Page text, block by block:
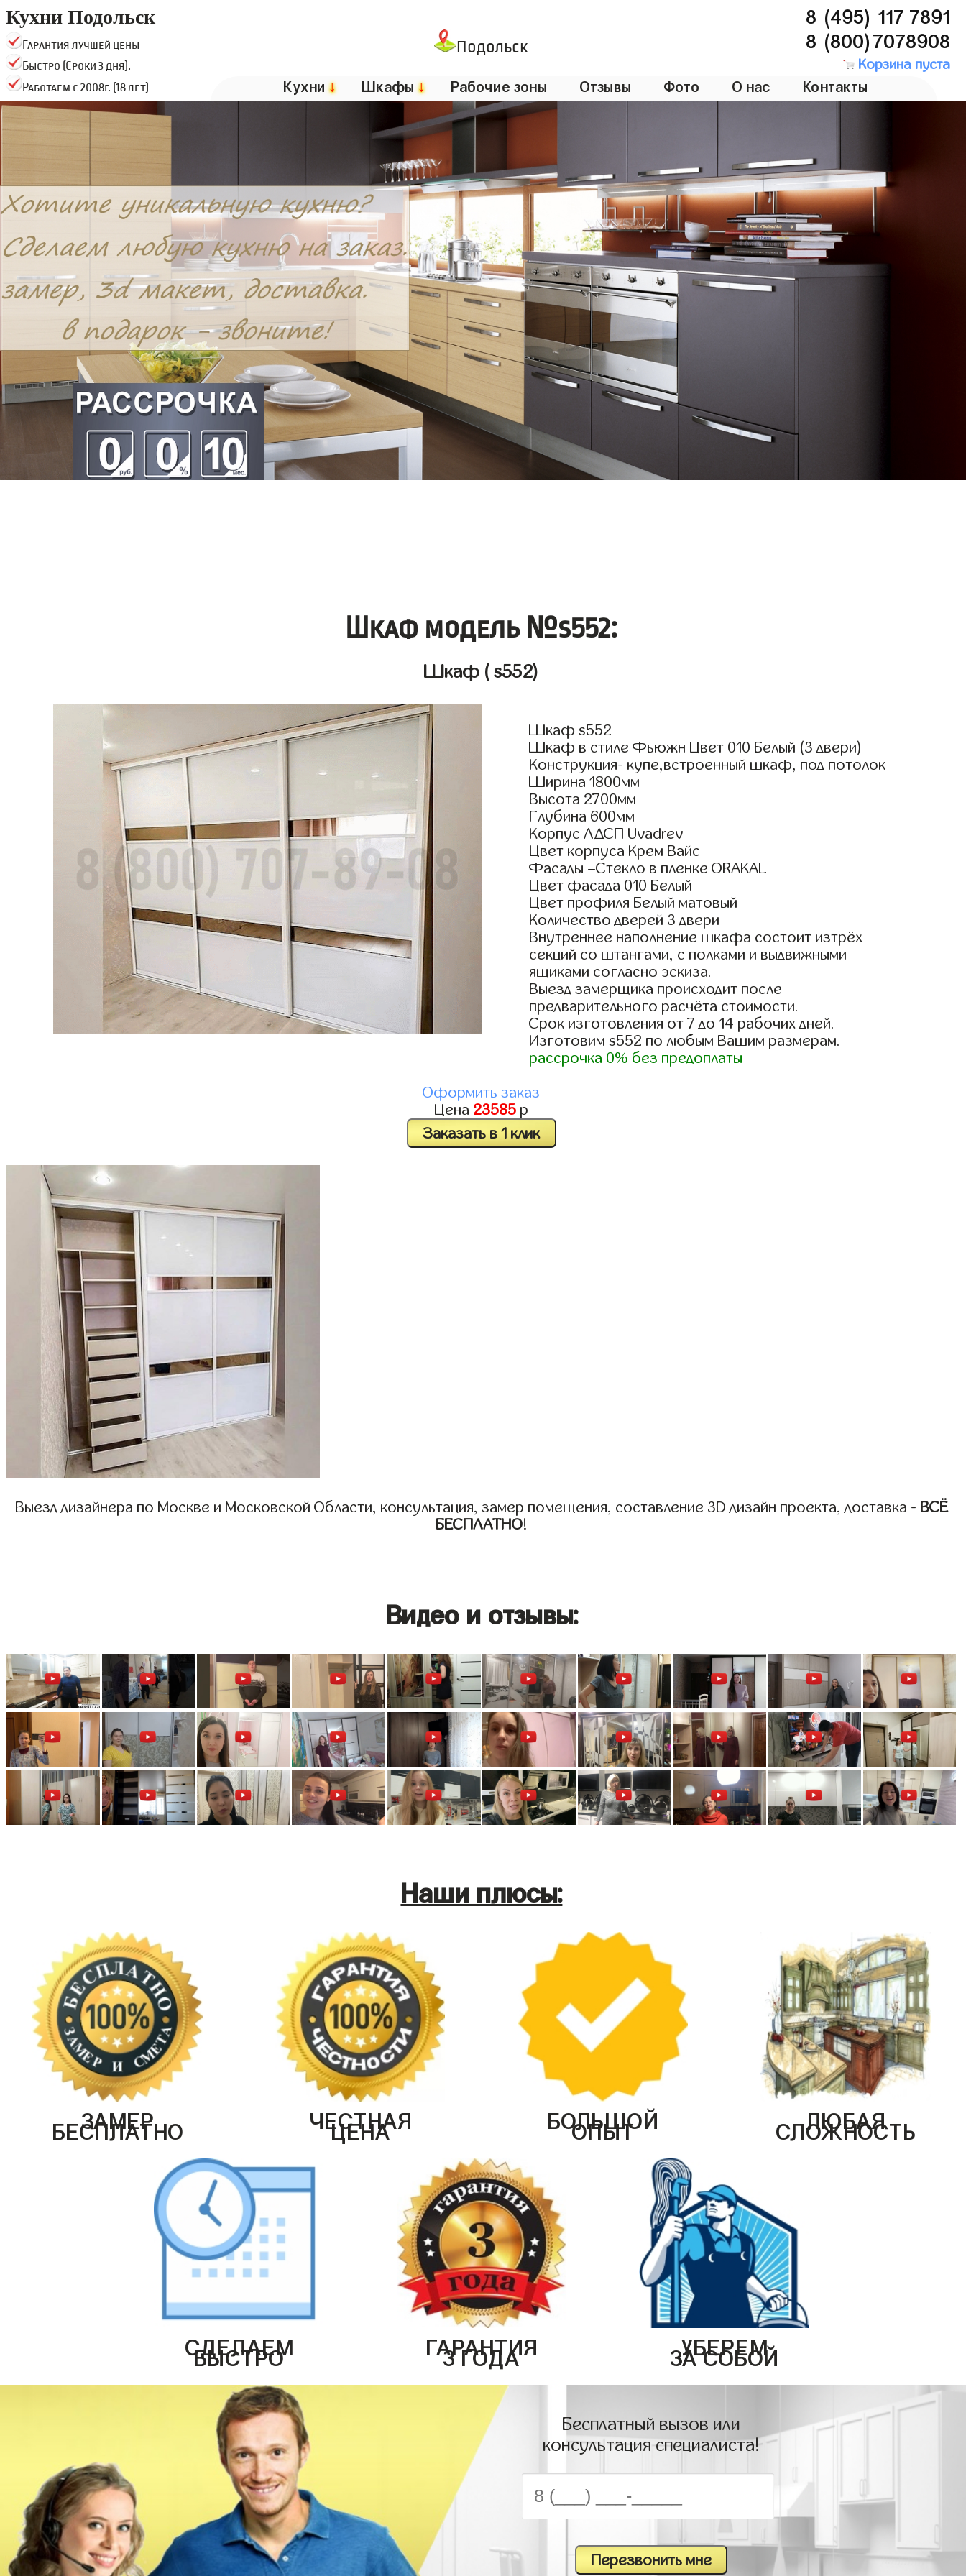
Кухни Подольск
Гарантия лучшей цены
Быстро (Сроки 3 дня).
Работаем с 2008г. (18 лет)
Подольск
8 (495) 117 7891
8 (800)7078908
Корзина пуста
Кухни↓ Шкафы↓ Рабочие зоны Отзывы Фото О нас Контакты
Шкаф модель №s552:
Шкаф ( s552)
Шкаф s552
Шкаф в стиле Фьюжн Цвет 010 Белый (3 двери)
Конструкция- купе,встроенный шкаф, под потолок
Ширина 1800мм
Высота 2700мм
Глубина 600мм
Корпус ЛДСП Uvadrev
Цвет корпуса Крем Вайс
Фасады –Стекло в пленке ORAKAL
Цвет фасада 010 Белый
Цвет профиля Белый матовый
Количество дверей 3 двери
Внутреннее наполнение шкафа состоит изтрёх
секций со штангами, с полками и выдвижными
ящиками согласно эскиза.
Выезд замерщика происходит после
предварительного расчёта стоимости.
Срок изготовления от 7 до 14 рабочих дней.
Изготовим s552 по любым Вашим размерам.
рассрочка 0% без предоплаты
Оформить заказ
Цена 23585 р
Заказать в 1 клик
Выезд дизайнера по Москве и Московской Области, консультация, замер помещения, составление 3D дизайн проекта, доставка - ВСЁ
БЕСПЛАТНО!
Видео и отзывы:
Наши плюсы:
ЗАМЕР
БЕСПЛАТНО ЧЕСТНАЯ
ЦЕНА БОЛЬШОЙ
ОПЫТ ЛЮБАЯ
СЛОЖНОСТЬ
СДЕЛАЕМ
БЫСТРО ГАРАНТИЯ
3 ГОДА УБЕРЕМ
ЗА СОБОЙ
Бесплатный вызов или
консультация специалиста!